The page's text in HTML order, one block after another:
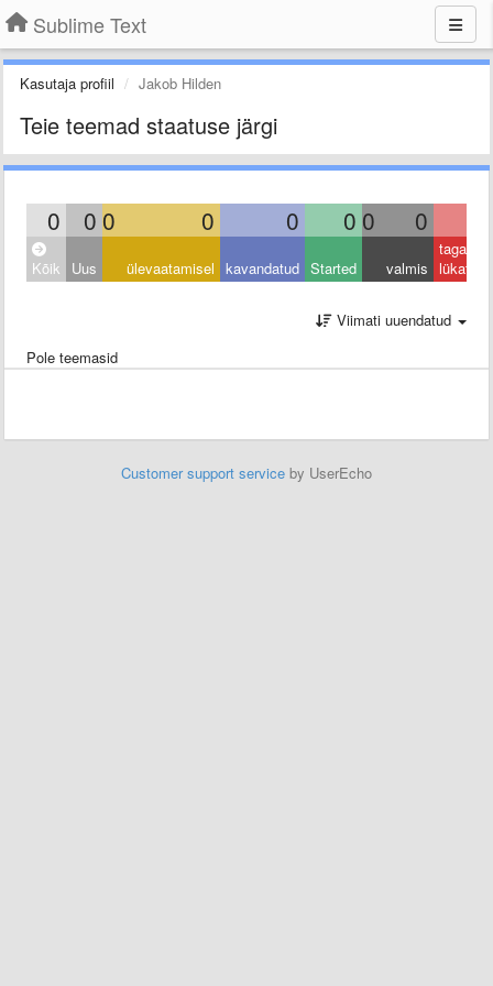
Sublime Text
Kasutaja profiil Jakob Hilden
Teie teemad staatuse järgi
0 0 0 0 0 0 0 0
Kõik Uus ülevaatamisel kavandatud Started valmis
tagasi
lükatud
Viimati uuendatud
Pole teemasid
Customer support service by UserEcho